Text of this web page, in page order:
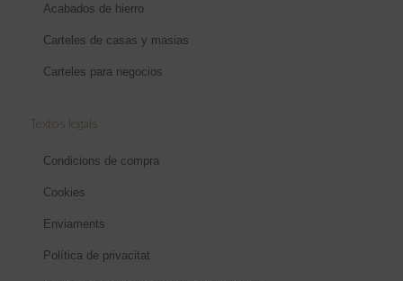
Acabados de hierro
Carteles de casas y masias
Carteles para negocios
Textos legals
Condicions de compra
Cookies
Enviaments
Política de privacitat